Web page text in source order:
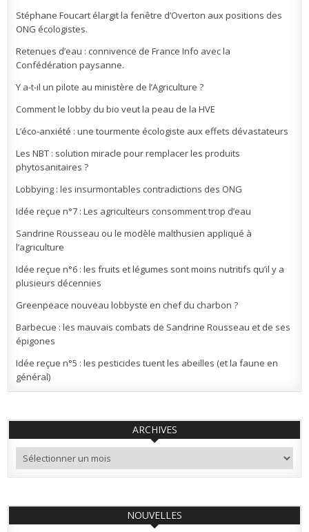
Stéphane Foucart élargit la fenêtre d’Overton aux positions des
ONG écologistes.
Retenues d’eau : connivence de France Info avec la
Confédération paysanne.
Y a-t-il un pilote au ministère de l’Agriculture ?
Comment le lobby du bio veut la peau de la HVE
L’éco-anxiété : une tourmente écologiste aux effets dévastateurs
Les NBT : solution miracle pour remplacer les produits
phytosanitaires ?
Lobbying : les insurmontables contradictions des ONG
Idée reçue n°7 : Les agriculteurs consomment trop d’eau
Sandrine Rousseau ou le modèle malthusien appliqué à
l’agriculture
Idée reçue n°6 : les fruits et légumes sont moins nutritifs qu’il y a
plusieurs décennies
Greenpeace nouveau lobbyste en chef du charbon ?
Barbecue : les mauvais combats de Sandrine Rousseau et de ses
épigones
Idée reçue n°5 : les pesticides tuent les abeilles (et la faune en
général)
ARCHIVES
Archives
NOUVELLES